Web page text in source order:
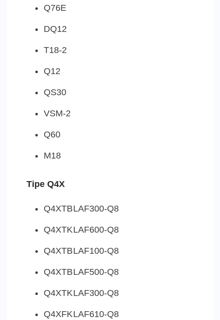
Q76E
DQ12
T18-2
Q12
QS30
VSM-2
Q60
M18
Tipe Q4X
Q4XTBLAF300-Q8
Q4XTKLAF600-Q8
Q4XTBLAF100-Q8
Q4XTBLAF500-Q8
Q4XTKLAF300-Q8
Q4XFKLAF610-Q8